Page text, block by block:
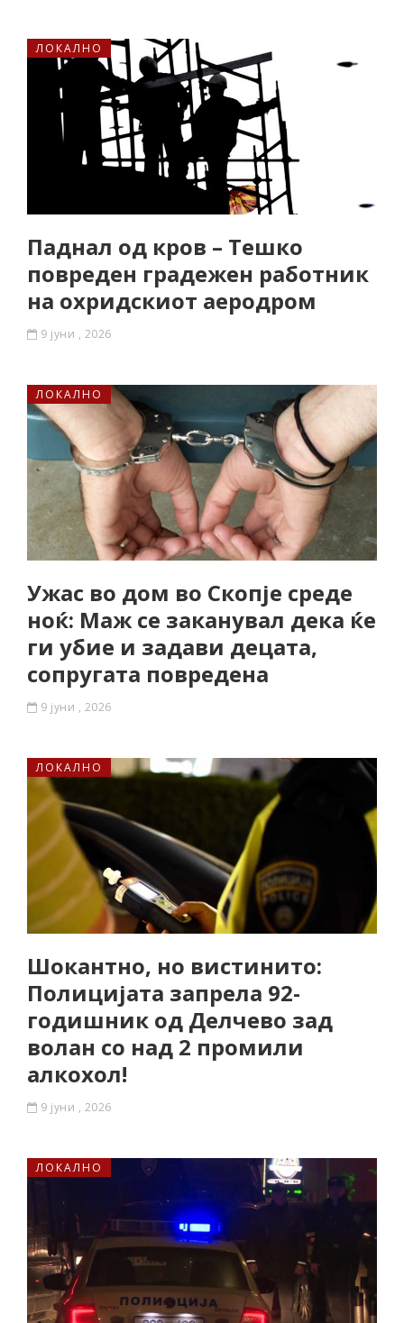
ЛОКАЛНО
Паднал од кров – Тешко
повреден градежен работник
на охридскиот аеродром
9 јуни , 2026
ЛОКАЛНО
Ужас во дом во Скопје среде
ноќ: Маж се заканувал дека ќе
ги убие и задави децата,
сопругата повредена
9 јуни , 2026
ЛОКАЛНО
Шокантно, но вистинито:
Полицијата запрела 92-
годишник од Делчево зад
волан со над 2 промили
алкохол!
9 јуни , 2026
ЛОКАЛНО